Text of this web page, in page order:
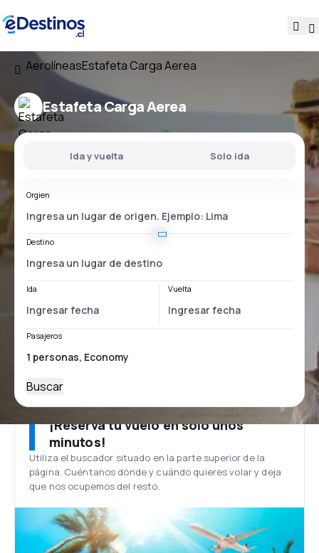
AerolíneasEstafeta Carga Aerea
Estafeta Carga Aerea
Ida y vuelta Solo ida
Orgien
Destino
Ida Vuelta
Pasajeros
Buscar
¡Reserva tu vuelo en solo unos
minutos!
Utiliza el buscador situado en la parte superior de la
página. Cuéntanos dónde y cuándo quieres volar y deja
que nos ocupemos del resto.